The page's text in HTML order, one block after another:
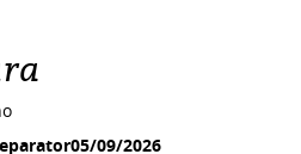
05/09/2026